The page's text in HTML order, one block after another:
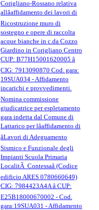
Corigliano-Rossano relativa
allâaffidamento dei lavori di
Ricostruzione muro di
sostegno e opere di raccolta
acque bianche in c.da Cozzo
Giardino in Corigliano Centro
CUP: B77H15001620005 â
CIG: 7913090870 Cod. gara:
19SUA034 - Affidamento
incarichi e provvedimenti.
Nomina commissione
giudicatrice per espletamento
gara indetta dal Comune di
Lattarico per lâaffidamento di
âLavori di Adeguamento
Sismico e Funzionale degli
Impianti Scuola Primaria
LocalitÃ Contessaâ (Codice
edificio ARES 0780660649)
CIG: 7984423A4A â CUP:
E25B18000670002 - Cod.
gara:19SUA031 - Affidamento